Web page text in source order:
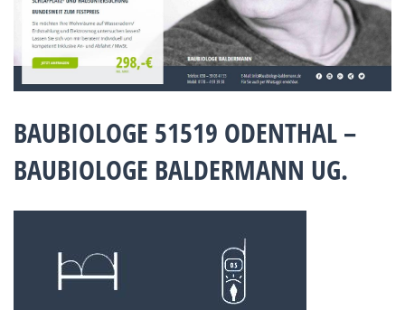
BAUBIOLOGE 51519 ODENTHAL –
BAUBIOLOGE BALDERMANN UG.